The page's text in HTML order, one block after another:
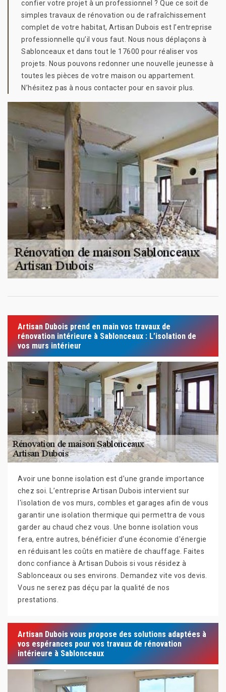
confier votre projet à un professionnel ? Que ce soit de
simples travaux de rénovation ou de rafraîchissement
complet de votre habitat, Artisan Dubois est l’entreprise
professionnelle qu’il vous faut. Nous nous déplaçons à
Sablonceaux et dans tout le 17600 pour réaliser vos
projets. Nous pouvons redonner une nouvelle jeunesse à
toutes les pièces de votre maison ou appartement.
N’hésitez pas à nous contacter pour en savoir plus.
Artisan Dubois prend en main vos travaux de
rénovation intérieure à Sablonceaux : L’isolation de
vos murs intérieur
Avoir une bonne isolation est d’une grande importance
chez soi. L’entreprise Artisan Dubois intervient sur
l'isolation de vos murs, combles et garages afin de vous
garantir une isolation thermique qui permettra de vous
garder au chaud chez vous. Une bonne isolation vous
fera, entre autres, bénéficier d'une économie d'énergie
en réduisant les coûts en matière de chauffage. Faites
donc confiance à Artisan Dubois si vous résidez à
Sablonceaux ou ses environs. Demandez vite vos devis.
Vous ne serez pas déçu par la qualité de nos
prestations.
Artisan Dubois vous propose des solutions adaptées à
vos espérances pour vos travaux de rénovation
intérieure à Sablonceaux